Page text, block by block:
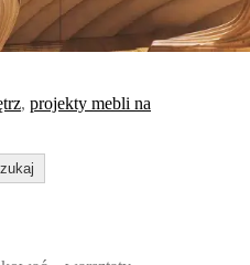
, projekty mebli na